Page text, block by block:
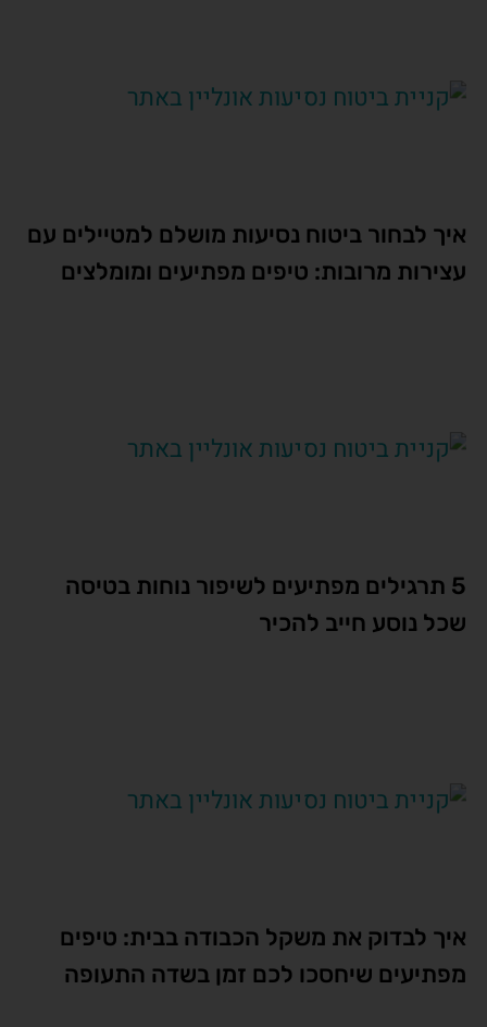
איך לבחור ביטוח נסיעות מושלם למטיילים עם
עצירות מרובות: טיפים מפתיעים ומומלצים
5 תרגילים מפתיעים לשיפור נוחות בטיסה
שכל נוסע חייב להכיר
איך לבדוק את משקל הכבודה בבית: טיפים
מפתיעים שיחסכו לכם זמן בשדה התעופה